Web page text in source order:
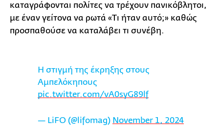
καταγράφονται πολίτες να τρέχουν πανικόβλητοι,
με έναν γείτονα να ρωτά «Τι ήταν αυτό;» καθώς
προσπαθούσε να καταλάβει τι συνέβη.
Η στιγμή της έκρηξης στους
Αμπελόκηπους
pic.twitter.com/vA0syG89lf
— LiFO (@lifomag) November 1, 2024